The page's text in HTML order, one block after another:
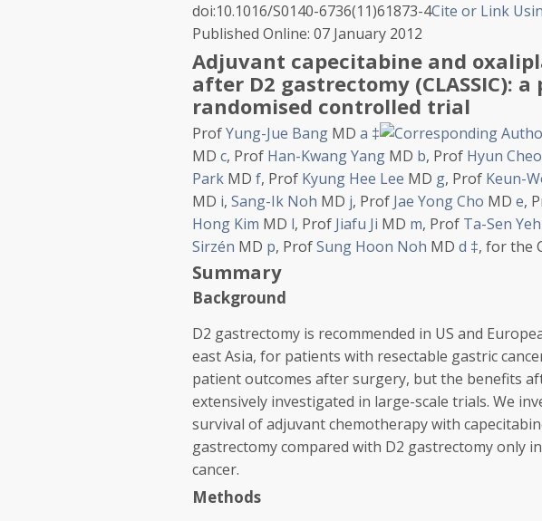
doi:10.1016/S0140-6736(11)61873-4Cite or Link
Published Online: 07 January 2012
Adjuvant capecitabine and
after D2 gastrectomy (CLASSIC):
randomised controlled trial
ProfYung-Jue Bang MD a ‡
MD c, Prof Han-Kwang Yang MD b, Prof Hyun
Park MD f, Prof Kyung Hee Lee MD g, Prof Keun-
MD i, Sang-Ik Noh MD j, Prof Jae Yong Cho MD e,
Hong Kim MD l, Prof Jiafu Ji MD m, Prof Ta-Sen Yeh
Sirzén MD p, ProfSung Hoon Noh MD d ‡, for the
Summary
Background
D2 gastrectomy is recommended in US and
east Asia, for patients with resectable gastric
patient outcomes after surgery, but the benefits
extensively investigated in large-scale trials. We
survival of adjuvant chemotherapy with
gastrectomy compared with D2 gastrectomy only
cancer.
Methods